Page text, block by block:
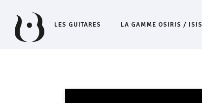
LES GUITARES LA GAMME OSIRIS / ISIS